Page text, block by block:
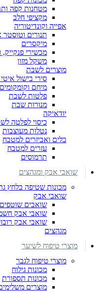
מטחנות קפה
מקציפי חלב
אפייה וקונדיטוריה
תנורים וטוסטר
מיקסרים
מכשירי פנקייק,
משקל מזון
מוצרים לשבת
סירי בישול
מיחם
פלטות לשבת
מנורות שבת
יודאיקה
כיסוי לפלטה
נטלות מעוצבות
כלים ואביזרים למטבח
עזרים למטבח
תרמוסים
שואבי אבק ומגהצים
מכונות שטיפה בלחץ
שואבי אבק
שואבים שוטפים
שואבי אבק
שואבי אבק
מגהצים
מוצרי טיפוח לשיער
מוצרי טיפוח לגבר
מכונות גילוח
מכונות תספורת
מוצרים